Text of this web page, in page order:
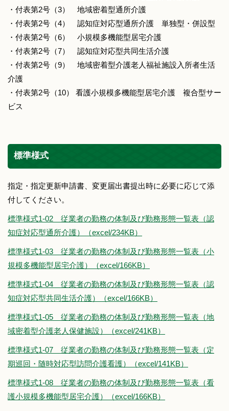
・付表第2号（3） 地域密着型通所介護
・付表第2号（4） 認知症対応型通所介護 単独型・併設型
・付表第2号（6） 小規模多機能型居宅介護
・付表第2号（7） 認知症対応型共同生活介護
・付表第2号（9） 地域密着型介護老人福祉施設入所者生活
介護
・付表第2号（10） 看護小規模多機能型居宅介護 複合型サー
ビス
標準様式
指定・指定更新申請書、変更届出書提出時に必要に応じて添
付してください。
標準様式1-02 従業者の勤務の体制及び勤務形態一覧表（認
知症対応型通所介護）（excel/234KB）
標準様式1-03 従業者の勤務の体制及び勤務形態一覧表（小
規模多機能型居宅介護）（excel/166KB）
標準様式1-04 従業者の勤務の体制及び勤務形態一覧表（認
知症対応型共同生活介護）（excel/166KB）
標準様式1-05 従業者の勤務の体制及び勤務形態一覧表（地
域密着型介護老人保健施設）（excel/241KB）
標準様式1-07 従業者の勤務の体制及び勤務形態一覧表（定
期巡回・随時対応型訪問介護看護）（excel/141KB）
標準様式1-08 従業者の勤務の体制及び勤務形態一覧表（看
護小規模多機能型居宅介護）（excel/166KB）